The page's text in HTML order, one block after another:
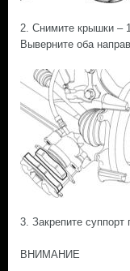
2. Снимите крышки –
Выверните оба
3. Закрепите суппорт
ВНИМАНИЕ